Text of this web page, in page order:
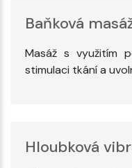
Baňková
Masáž s využitím
stimulaci tkání a
Hloubková